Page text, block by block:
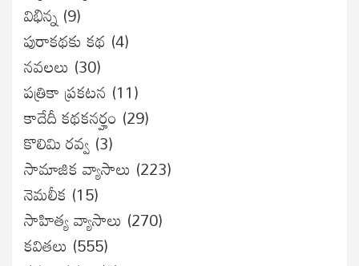
విభిన్న (9)
పురాకథకు కథ (4)
నవలలు (30)
పత్రికా ప్రకటన (11)
కాదేదీ కథకనర్హం (29)
కొలిమి రవ్వ (3)
సామాజిక వ్యాసాలు (223)
నెమలీక (15)
సాహిత్య వ్యాసాలు (270)
కవితలు (555)